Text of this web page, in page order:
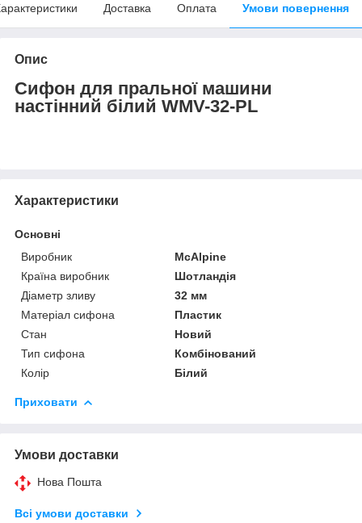
Доставка Оплата Умови повернення
Опис
Сифон для пральної машини
настінний білий WMV-32-PL
Характеристики
Основні
Виробник
McAlpine
Країна виробник
Шотландія
Діаметр зливу
32 мм
Матеріал сифона
Пластик
Стан
Новий
Тип сифона
Комбінований
Колір
Білий
Приховати
Умови доставки
Нова Пошта
Всі умови доставки